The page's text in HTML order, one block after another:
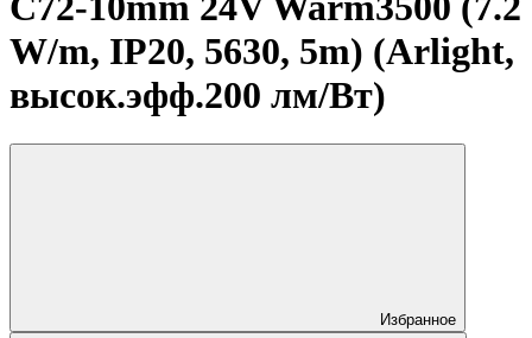
W/m, IP20, 5630, 5m) (Arlight,
высок.эфф.200 лм/Вт)
Избранное